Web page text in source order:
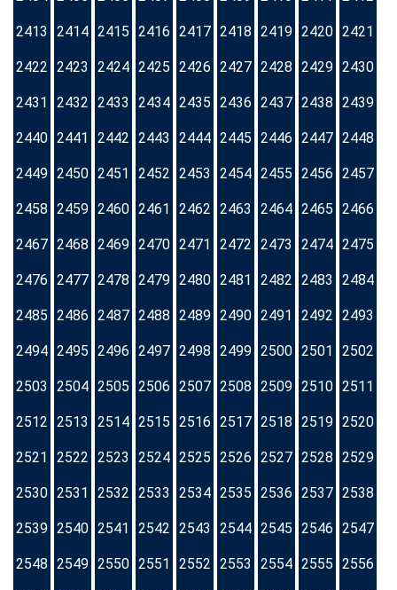
2413 2414 2415 2416 2417 2418 2419 2420 2421
2422 2423 2424 2425 2426 2427 2428 2429 2430
2431 2432 2433 2434 2435 2436 2437 2438 2439
2440 2441 2442 2443 2444 2445 2446 2447 2448
2449 2450 2451 2452 2453 2454 2455 2456 2457
2458 2459 2460 2461 2462 2463 2464 2465 2466
2467 2468 2469 2470 2471 2472 2473 2474 2475
2476 2477 2478 2479 2480 2481 2482 2483 2484
2485 2486 2487 2488 2489 2490 2491 2492 2493
2494 2495 2496 2497 2498 2499 2500 2501 2502
2503 2504 2505 2506 2507 2508 2509 2510 2511
2512 2513 2514 2515 2516 2517 2518 2519 2520
2521 2522 2523 2524 2525 2526 2527 2528 2529
2530 2531 2532 2533 2534 2535 2536 2537 2538
2539 2540 2541 2542 2543 2544 2545 2546 2547
2548 2549 2550 2551 2552 2553 2554 2555 2556